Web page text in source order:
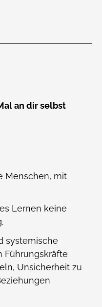
an dir selbst
Menschen, mit
Lernen keine
systemische
Führungskräfte
Unsicherheit zu